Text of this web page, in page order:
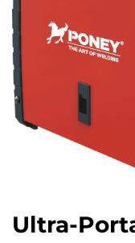
Ultra-